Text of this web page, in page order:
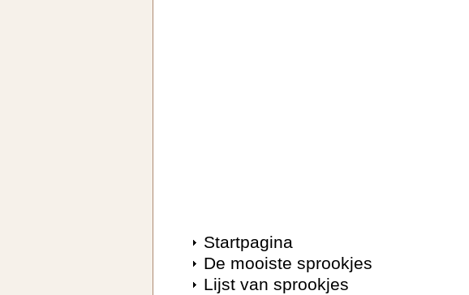
Startpagina
De mooiste sprookjes
Lijst van sprookjes